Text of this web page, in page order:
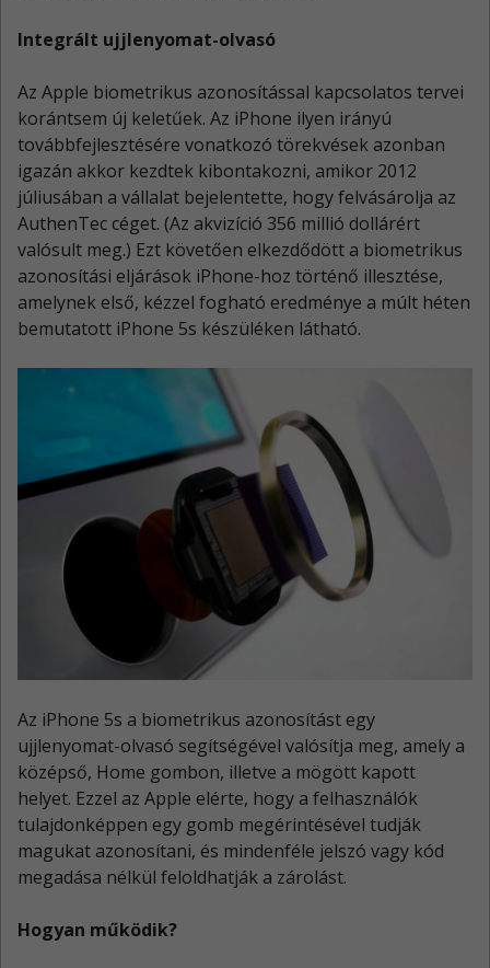
Integrált ujjlenyomat-olvasó
Az Apple biometrikus azonosítással kapcsolatos tervei
korántsem új keletűek. Az iPhone ilyen irányú
továbbfejlesztésére vonatkozó törekvések azonban
igazán akkor kezdtek kibontakozni, amikor 2012
júliusában a vállalat bejelentette, hogy felvásárolja az
AuthenTec céget. (Az akvizíció 356 millió dollárért
valósult meg.) Ezt követően elkezdődött a biometrikus
azonosítási eljárások iPhone-hoz történő illesztése,
amelynek első, kézzel fogható eredménye a múlt héten
bemutatott iPhone 5s készüléken látható.
Az iPhone 5s a biometrikus azonosítást egy
ujjlenyomat-olvasó segítségével valósítja meg, amely a
középső, Home gombon, illetve a mögött kapott
helyet. Ezzel az Apple elérte, hogy a felhasználók
tulajdonképpen egy gomb megérintésével tudják
magukat azonosítani, és mindenféle jelszó vagy kód
megadása nélkül feloldhatják a zárolást.
Hogyan működik?